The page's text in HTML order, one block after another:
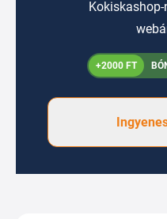
+2000 FT